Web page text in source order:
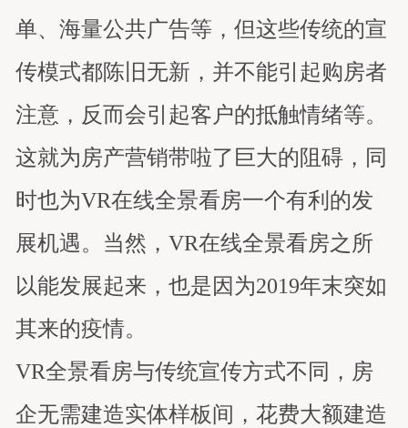
单、海量公共广告等，但这些传统的宣
传模式都陈旧无新，并不能引起购房者
注意，反而会引起客户的抵触情绪等。
这就为房产营销带啦了巨大的阻碍，同
时也为VR在线全景看房一个有利的发
展机遇。当然，VR在线全景看房之所
以能发展起来，也是因为2019年末突如
其来的疫情。
VR全景看房与传统宣传方式不同，房
企无需建造实体样板间，花费大额建造